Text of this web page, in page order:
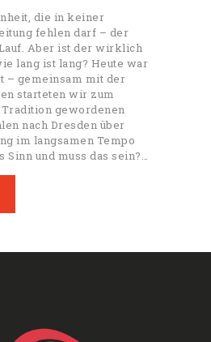
die in keiner
fehlen darf – der
Aber ist der wirklich
lang ist lang? Heute war
– gemeinsam mit der
starteten wir zum
gewordenen
nach Dresden über
im langsamen Tempo
Sinn und muss das sein?…